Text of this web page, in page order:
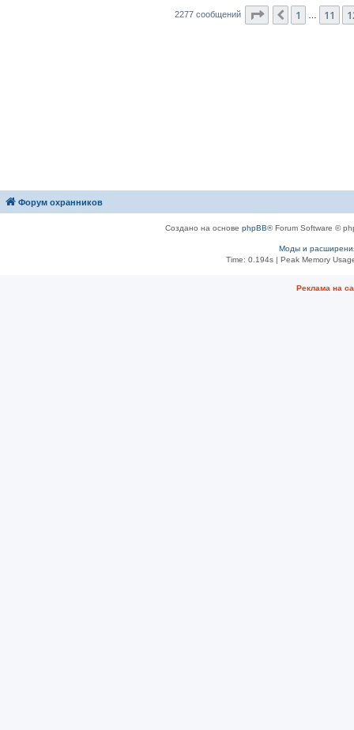
2277 сообщений Страница 13из
Пред.
1 11
Форум охранников
Создано на основе phpBB® Forum Software ©
Моды и
Time: 0.194s| Peak Memory
Рeклама на